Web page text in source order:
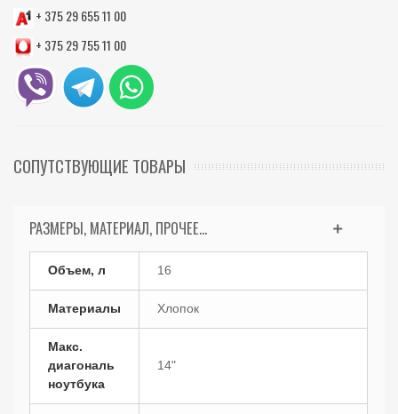
+ 375 29 655 11 00
+ 375 29 755 11 00
СОПУТСТВУЮЩИЕ ТОВАРЫ
РАЗМЕРЫ, МАТЕРИАЛ, ПРОЧЕЕ...
Объем, л 16
Материалы Хлопок
Макс.
диагональ
ноутбука
14"